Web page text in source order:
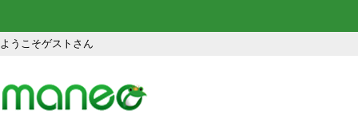
ようこそゲストさん